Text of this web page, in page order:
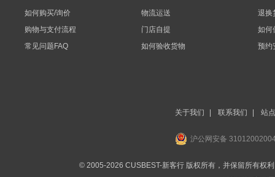
如何购买/询价
购物与支付流程
常见问题FAQ
物流运送
门店自提
如何验收货物
退换
如何
预约
关于我们 联系我们 站
沪公网安备
© 2005-2026 CUSBEST-新客行 版权所有，并保留所有权